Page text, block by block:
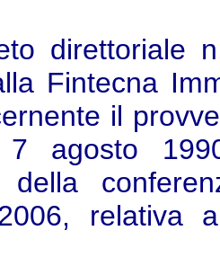
direttoriale
Fintecna
il
agosto
della
relativa